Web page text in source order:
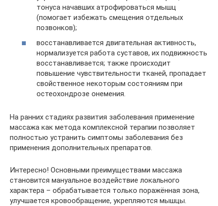
тонуса начавших атрофироваться мышц
(помогает избежать смещения отдельных
позвонков);
восстанавливается двигательная активность,
нормализуется работа суставов, их подвижность
восстанавливается; также происходит
повышение чувствительности тканей, пропадает
свойственное некоторым состояниям при
остеохондрозе онемения.
На ранних стадиях развития заболевания применение
массажа как метода комплексной терапии позволяет
полностью устранить симптомы заболевания без
применения дополнительных препаратов.
Интересно! Основными преимуществами массажа
становится мануальное воздействие локального
характера – обрабатывается только поражённая зона,
улучшается кровообращение, укрепляются мышцы.